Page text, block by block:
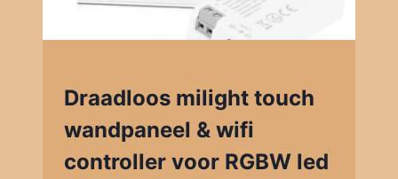
Draadloos milight touch
wandpaneel & wifi
controller voor RGBW led